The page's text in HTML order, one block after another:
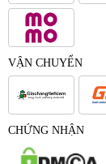
VẬN CHUYỂN
CHỨNG NHẬN